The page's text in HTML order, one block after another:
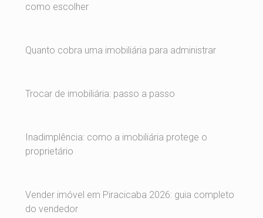
como escolher
Quanto cobra uma imobiliária para administrar
Trocar de imobiliária: passo a passo
Inadimplência: como a imobiliária protege o
proprietário
Vender imóvel em Piracicaba 2026: guia completo
do vendedor